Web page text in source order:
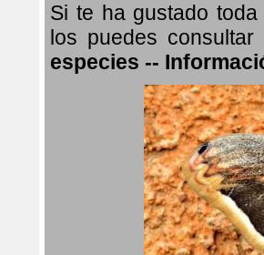
Si te ha gustado
los puedes
especies --